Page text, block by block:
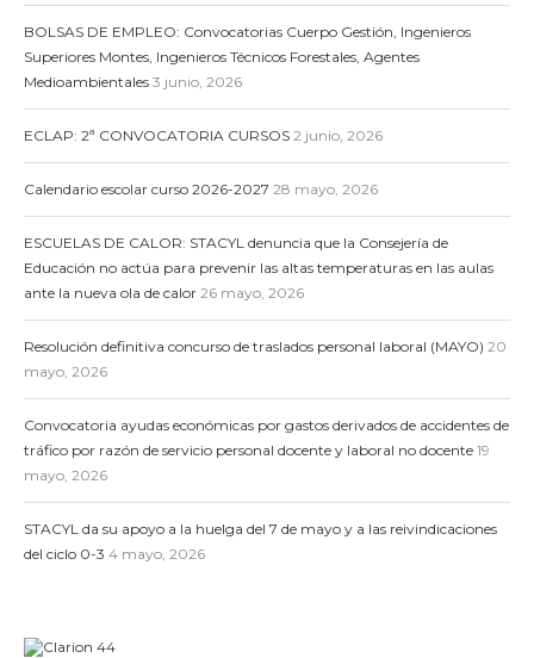
BOLSAS DE EMPLEO: Convocatorias Cuerpo Gestión, Ingenieros
Superiores Montes, Ingenieros Técnicos Forestales, Agentes
Medioambientales 3 junio, 2026
ECLAP: 2ª CONVOCATORIA CURSOS 2 junio, 2026
Calendario escolar curso 2026-2027 28 mayo, 2026
ESCUELAS DE CALOR: STACYL denuncia que la Consejería de
Educación no actúa para prevenir las altas temperaturas en las aulas
ante la nueva ola de calor 26 mayo, 2026
Resolución definitiva concurso de traslados personal laboral (MAYO) 20
mayo, 2026
Convocatoria ayudas económicas por gastos derivados de accidentes de
tráfico por razón de servicio personal docente y laboral no docente 19
mayo, 2026
STACYL da su apoyo a la huelga del 7 de mayo y a las reivindicaciones
del ciclo 0-3 4 mayo, 2026